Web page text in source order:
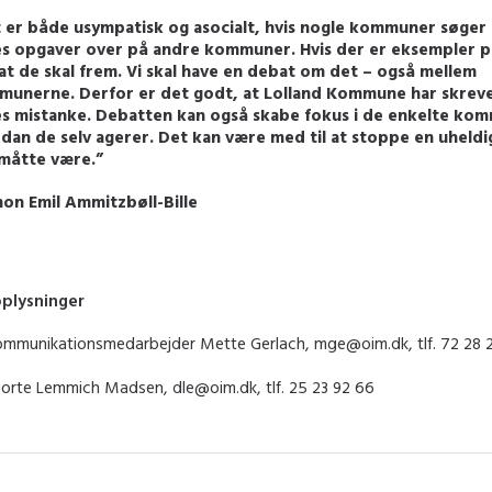
er både usympatisk og asocialt, hvis nogle kommuner
opgaver over på andre kommuner. Hvis der er eksempler
de skal frem. Vi skal have en debat om det – også mellem
Derfor er det godt, at Lolland Kommune har
mistanke. Debatten kan også skabe fokus i de enkelte
de selv agerer. Det kan være med til at stoppe en
være.”
Emil Ammitzbøll-Bille
Mette Gerlach, mge@oim.dk, tlf. 72 28
Lemmich Madsen, dle@oim.dk, tlf. 25 23 92 66